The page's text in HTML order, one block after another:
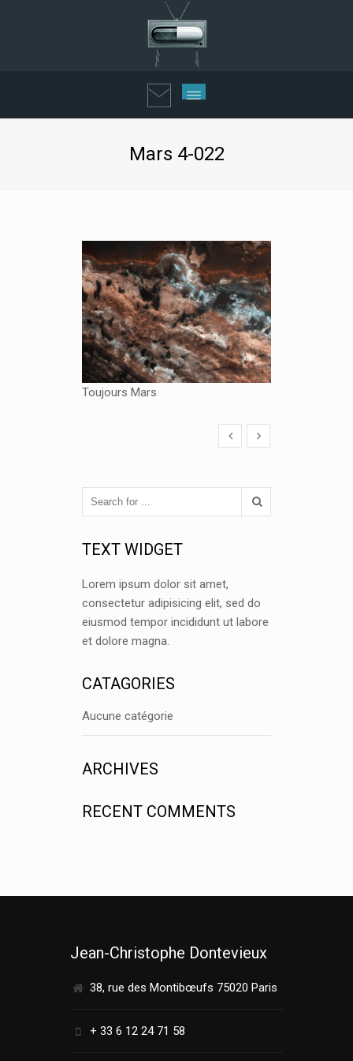
Mars 4-022
Toujours Mars
TEXT WIDGET
Lorem ipsum dolor sit amet,
consectetur adipisicing elit, sed do
eiusmod tempor incididunt ut labore
et dolore magna.
CATAGORIES
Aucune catégorie
ARCHIVES
RECENT COMMENTS
Jean-Christophe Dontevieux
38, rue des Montibœufs 75020 Paris
+ 33 6 12 24 71 58